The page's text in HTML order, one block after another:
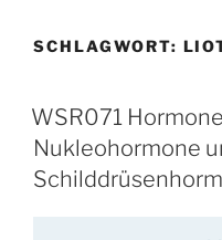
SCHLAGWORT:
WSR071
Nukleohormone